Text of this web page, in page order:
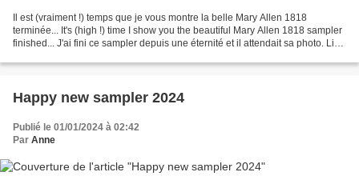
Il est (vraiment !) temps que je vous montre la belle Mary Allen 1818
terminée... It's (high !) time I show you the beautiful Mary Allen 1818 sampler
finished... J'ai fini ce sampler depuis une éternité et il attendait sa photo. Lin
Happy new sampler 2024
Publié le 01/01/2024 à 02:42
Par Anne